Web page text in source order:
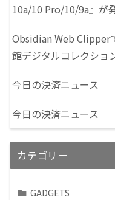
10a/10 Pro/10/9a』が
Obsidian Web Clipper
館デジタルコレクショ
今日の決済ニュース
今日の決済ニュース
カテゴリー
GADGETS